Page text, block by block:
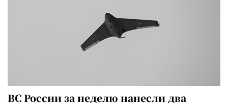
ВС России за неделю нанесли два